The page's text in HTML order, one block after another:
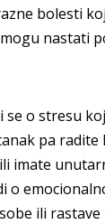
bolesti
nastati
se o stresu
pa radite
imate
o
ili rastave